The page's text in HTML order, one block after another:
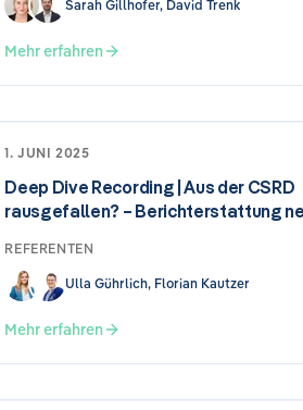
Sarah Gillhofer, David Trenk
Mehr erfahren
1. JUNI 2025
Deep Dive Recording | Aus der CSRD
rausgefallen? – Berichterstattung
REFERENTEN
Ulla Gührlich, Florian Kautzer
Mehr erfahren